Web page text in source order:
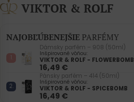
VIKTOR & ROLF
NAJOBĽÚBENEJŠIEPARFÉMY
Dámsky parfém – 908 (50ml)
Inšpirované vôňou:
VIKTOR & ROLF - FLOWERBOMB
16,49 €
Pánsky parfém – 414 (50ml)
Inšpirované vôňou:
VIKTOR & ROLF - SPICEBOMB
16,49 €